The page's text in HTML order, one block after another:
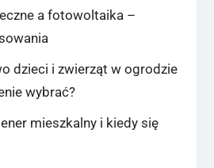
a fotowoltaika –
dzieci i zwierząt w ogrodzie
wybrać?
mieszkalny i kiedy się